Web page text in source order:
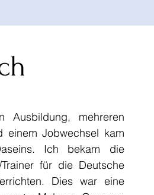
Ausbildung, mehreren
einem Jobwechsel kam
Ich bekam die
für die Deutsche
Dies war eine